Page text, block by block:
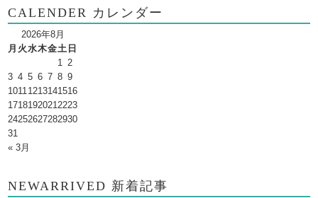
CALENDER カレンダー
2026年8月
月 火水木金土 日
1
2
3 4 5 6 7 8 9
1011 1213141516
1718192021 2223
24252627282930
31
« 3月
NEWARRIVED 新着記事